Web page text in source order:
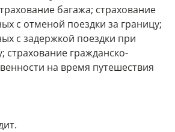
багажа; страхование
с отменой поездки за границу;
с задержкой поездки при
страхование гражданско-
на время путешествия